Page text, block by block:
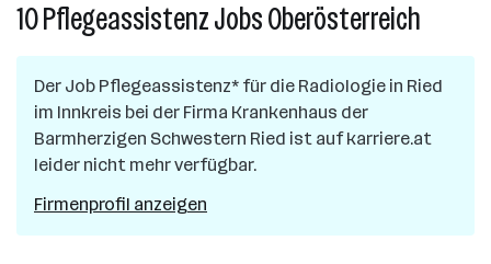
10PflegeassistenzJobsOberösterreich
in
Der Job Pflegeassistenz* für die Radiologie in Ried
im Innkreis bei der Firma Krankenhaus der
Barmherzigen Schwestern Ried ist auf karriere.at
leider nicht mehr verfügbar.
Firmenprofil anzeigen